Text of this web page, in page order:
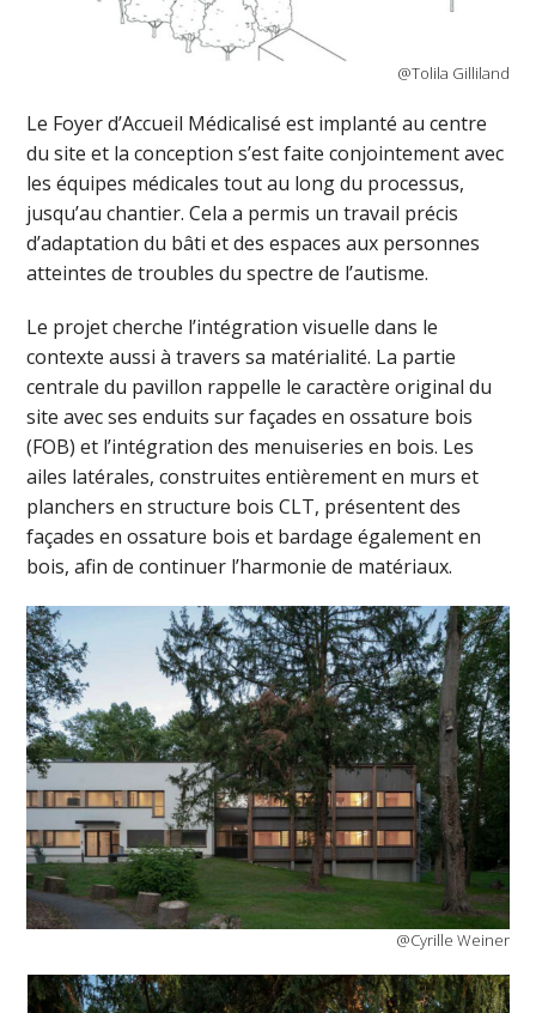
@Tolila Gilliland
Le Foyer d’Accueil Médicalisé est implanté au centre
du site et la conception s’est faite conjointement avec
les équipes médicales tout au long du processus,
jusqu’au chantier. Cela a permis un travail précis
d’adaptation du bâti et des espaces aux personnes
atteintes de troubles du spectre de l’autisme.
Le projet cherche l’intégration visuelle dans le
contexte aussi à travers sa matérialité. La partie
centrale du pavillon rappelle le caractère original du
site avec ses enduits sur façades en ossature bois
(FOB) et l’intégration des menuiseries en bois. Les
ailes latérales, construites entièrement en murs et
planchers en structure bois CLT, présentent des
façades en ossature bois et bardage également en
bois, afin de continuer l’harmonie de matériaux.
@Cyrille Weiner